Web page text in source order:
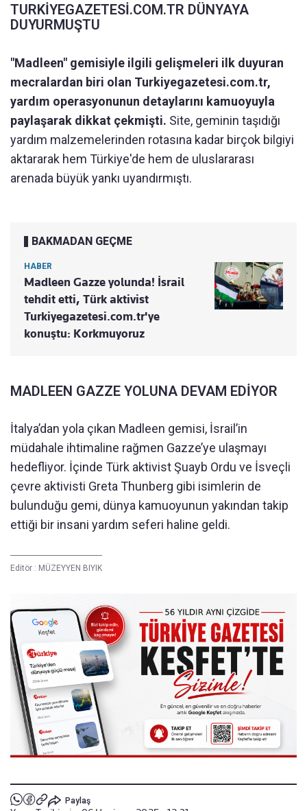
TURKİYEGAZETESİ.COM.TR DÜNYAYA
DUYURMUŞTU
"Madleen" gemisiyle ilgili gelişmeleri ilk duyuran
mecralardan biri olan Turkiyegazetesi.com.tr,
yardım operasyonunun detaylarını kamuoyuyla
paylaşarak dikkat çekmişti. Site, geminin taşıdığı
yardım malzemelerinden rotasına kadar birçok bilgiyi
aktararak hem Türkiye'de hem de uluslararası
arenada büyük yankı uyandırmıştı.
BAKMADAN GEÇME
HABER
Madleen Gazze yolunda! İsrail
tehdit etti, Türk aktivist
Turkiyegazetesi.com.tr'ye
konuştu: Korkmuyoruz
MADLEEN GAZZE YOLUNA DEVAM EDİYOR
İtalya’dan yola çıkan Madleen gemisi, İsrail’in
müdahale ihtimaline rağmen Gazze’ye ulaşmayı
hedefliyor. İçinde Türk aktivist Şuayb Ordu ve İsveçli
çevre aktivisti Greta Thunberg gibi isimlerin de
bulunduğu gemi, dünya kamuoyunun yakından takip
ettiği bir insani yardım seferi haline geldi.
Editör : MÜZEYYEN BIYIK
Paylaş